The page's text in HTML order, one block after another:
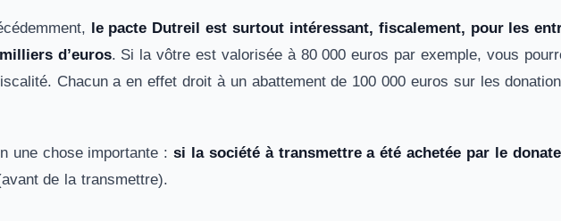
le pacte Dutreil est surtout intéressant, fiscalement, pour les
d’euros. Si la vôtre est valorisée à 80 000 euros par exemple, vous
Chacun a en effet droit à un abattement de 100 000 euros sur les
une chose importante :si la société à transmettre a été achetée par le
de la transmettre).